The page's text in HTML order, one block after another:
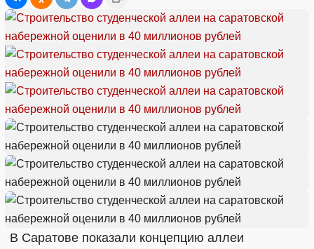
В Саратове показали концепцию аллеи